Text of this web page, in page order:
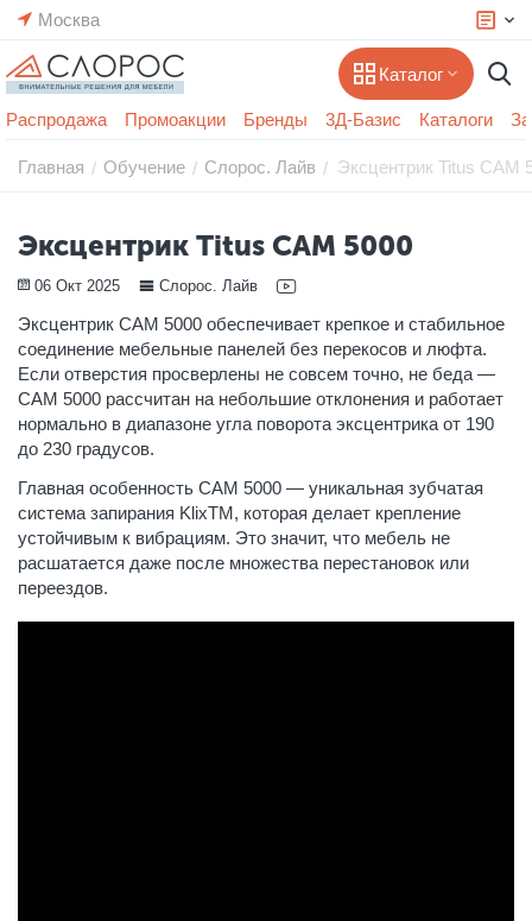
Москва
Каталог
Распродажа Промоакции Бренды 3Д-Базис Каталоги
Главная / Обучение / Слорос. Лайв / Эксцентрик Titus CAM
Эксцентрик Titus CAM 5000
06 Окт 2025 Слорос. Лайв
Эксцентрик CAM 5000 обеспечивает крепкое и стабильное
соединение мебельные панелей без перекосов и люфта.
Если отверстия просверлены не совсем точно, не беда —
CAM 5000 рассчитан на небольшие отклонения и работает
нормально в диапазоне угла поворота эксцентрика от 190
до 230 градусов.
Главная особенность CAM 5000 — уникальная зубчатая
система запирания KlixTM, которая делает крепление
устойчивым к вибрациям. Это значит, что мебель не
расшатается даже после множества перестановок или
переездов.